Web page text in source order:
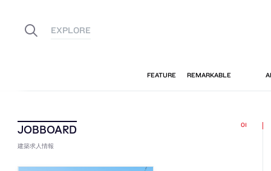
建築求人情報